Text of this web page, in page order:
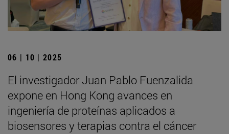
06 | 10 | 2025
El investigador Juan Pablo Fuenzalida
expone en Hong Kong avances en
ingeniería de proteínas aplicados a
biosensores y terapias contra el cáncer